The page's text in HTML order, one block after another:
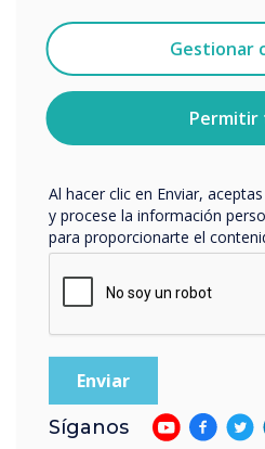
Resultados
Una red de
dinámica para una de
del mundo, impulsada
implementada por SPC
Gestionar
Permitir
Puedes darte de baja de estas
cualquier momento. Para
cómo darte de baja, nuestras
cómo nos comprometemos a
Al hacer clic en Enviar,
y procese la información
para proporcionarte el
Síganos